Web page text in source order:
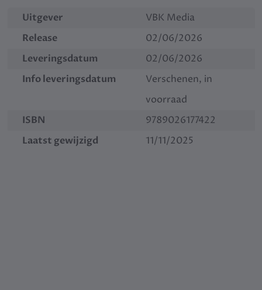
Uitgever
VBK Media
Release
02/06/2026
Leveringsdatum
02/06/2026
Info leveringsdatum
Verschenen, in
voorraad
ISBN
9789026177422
Laatst gewijzigd
11/11/2025